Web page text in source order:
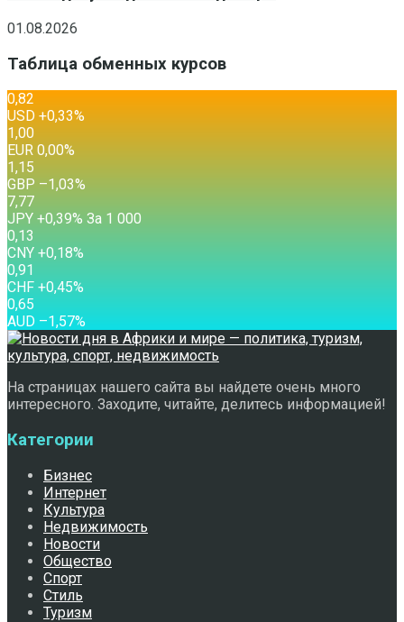
01.08.2026
Таблица обменных курсов
0,82
USD +0,33%
1,00
EUR 0,00%
1,15
GBP –1,03%
7,77
JPY +0,39% За 1 000
0,13
CNY +0,18%
0,91
CHF +0,45%
0,65
AUD –1,57%
На страницах нашего сайта вы найдете очень много
интересного. Заходите, читайте, делитесь информацией!
Категории
Бизнес
Интернет
Культура
Недвижимость
Новости
Общество
Спорт
Стиль
Туризм